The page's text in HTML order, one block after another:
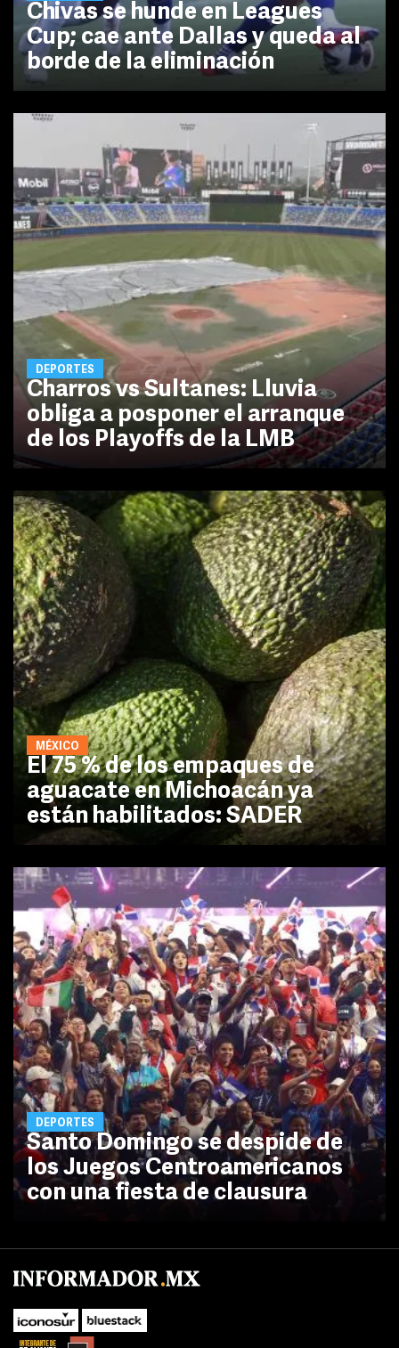
Chivas se hunde en Leagues
Cup; cae ante Dallas y queda al
borde de la eliminación
DEPORTES
Charros vs Sultanes: Lluvia
obliga a posponer el arranque
de los Playoffs de la LMB
MÉXICO
El 75 % de los empaques de
aguacate en Michoacán ya
están habilitados: SADER
DEPORTES
Santo Domingo se despide de
los Juegos Centroamericanos
con una fiesta de clausura